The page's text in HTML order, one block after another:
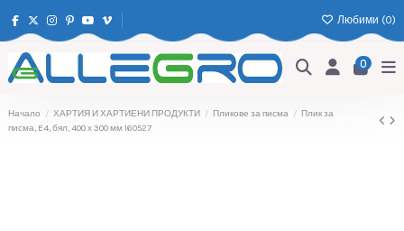
Любими (0)
0
Начало ХАРТИЯ И ХАРТИЕНИ ПРОДУКТИ Пликове за писма
Плик за
писма, E4, бял, 400 х 300 мм 160527